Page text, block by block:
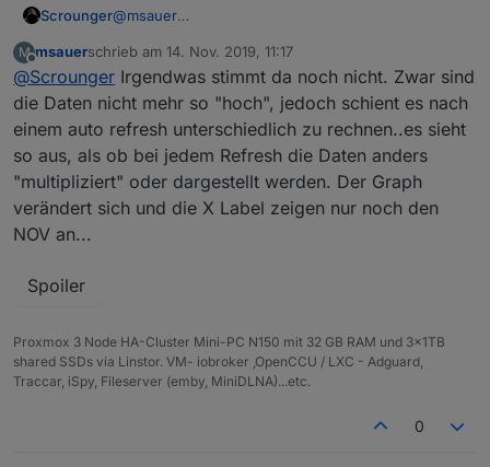
Scrounger@msauer
M
Offline
msauerschrieb am 14. Nov. 2019, 11:17
zuletzt editiert von
@Scrounger Irgendwas stimmt da noch nicht. Zwar sind
die Daten nicht mehr so "hoch", jedoch schient es nach
einem auto refresh unterschiedlich zu rechnen..es sieht
so aus, als ob bei jedem Refresh die Daten anders
"multipliziert" oder dargestellt werden. Der Graph
verändert sich und die X Label zeigen nur noch den
NOV an...
Spoiler
Proxmox 3 Node HA-Cluster Mini-PC N150 mit 32 GB RAM und 3x1TB
shared SSDs via Linstor. VM- iobroker ,OpenCCU / LXC - Adguard,
Traccar, iSpy, Fileserver (emby, MiniDLNA)...etc.
0